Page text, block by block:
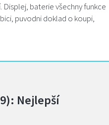
Displej, baterie všechny funkce
puvodni doklad o koupi,
Nejlepší